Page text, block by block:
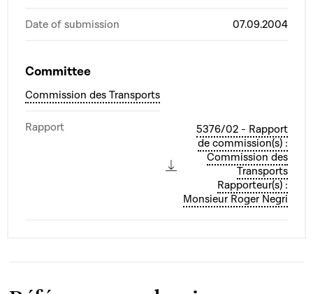
Date of submission 07.09.2004
Committee
Commission des Transports
Rapport
5376/02 - Rapport
de commission(s) :
Commission des
Transports
Rapporteur(s) :
Monsieur Roger Negri